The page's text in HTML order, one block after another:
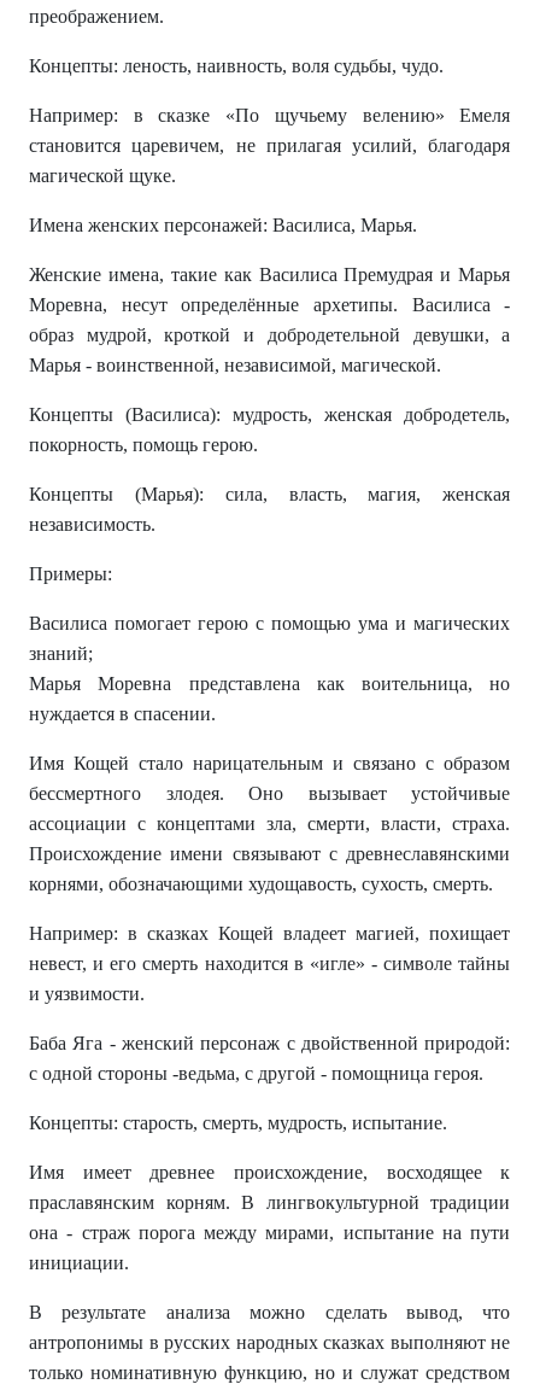
преображением.
Концепты: леность, наивность, воля судьбы, чудо.
Например: в сказке «По щучьему велению» Емеля
становится царевичем, не прилагая усилий, благодаря
магической щуке.
Имена женских персонажей: Василиса, Марья.
Женские имена, такие как Василиса Премудрая и Марья
Моревна, несут определённые архетипы. Василиса -
образ мудрой, кроткой и добродетельной девушки, а
Марья - воинственной, независимой, магической.
Концепты (Василиса): мудрость, женская добродетель,
покорность, помощь герою.
Концепты (Марья): сила, власть, магия, женская
независимость.
Примеры:
Василиса помогает герою с помощью ума и магических
знаний;
Марья Моревна представлена как воительница, но
нуждается в спасении.
Имя Кощей стало нарицательным и связано с образом
бессмертного злодея. Оно вызывает устойчивые
ассоциации с концептами зла, смерти, власти, страха.
Происхождение имени связывают с древнеславянскими
корнями, обозначающими худощавость, сухость, смерть.
Например: в сказках Кощей владеет магией, похищает
невест, и его смерть находится в «игле» - символе тайны
и уязвимости.
Баба Яга - женский персонаж с двойственной природой:
с одной стороны -ведьма, с другой - помощница героя.
Концепты: старость, смерть, мудрость, испытание.
Имя имеет древнее происхождение, восходящее к
праславянским корням. В лингвокультурной традиции
она - страж порога между мирами, испытание на пути
инициации.
В результате анализа можно сделать вывод, что
антропонимы в русских народных сказках выполняют не
только номинативную функцию, но и служат средством